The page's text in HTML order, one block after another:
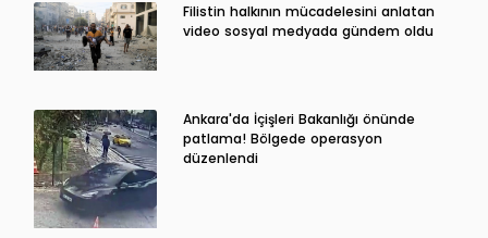
Filistin halkının mücadelesini anlatan
video sosyal medyada gündem oldu
Ankara'da İçişleri Bakanlığı önünde
patlama! Bölgede operasyon
düzenlendi